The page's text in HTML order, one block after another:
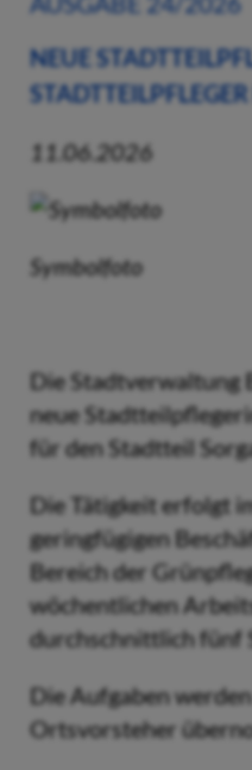
NEUE
11.06.2026
Symbolfoto
Die Stadtverwaltung
neue
für den Stadtteil
Die Tätigkeit erfolgt
geringfügigen
Bereich der
wöchentlichen
durchschnittlich fünf
Die Aufgaben
Ortsvorsteher